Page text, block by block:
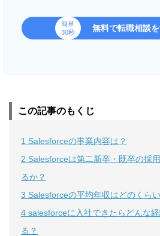
簡単
30秒
無料で転職相談
この記事のもくじ
1 Salesforceの事業内容は？
2 Salesforceは第二新卒・既卒の採
るか？
3 Salesforceの平均年収はどのくら
4 salesforceに入社できたらどんな
る？